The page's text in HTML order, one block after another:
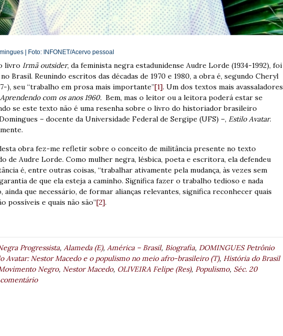
| Foto: INFONET/Acervo pessoal
livro Irmã outsider, da feminista negra estadunidense Audre Lorde (1934-1992), foi
Brasil. Reunindo escritos das décadas de 1970 e 1980, a obra é, segundo Cheryl
), seu “trabalho em prosa mais importante”[1]. Um dos textos mais avassaladores
Aprendendo com os anos 1960. Bem, mas o leitor ou a leitora poderá estar se
se este texto não é uma resenha sobre o livro do historiador brasileiro
– docente da Universidade Federal de Sergipe (UFS) –, Estilo Avatar.
obra fez-me refletir sobre o conceito de militância presente no texto
de Audre Lorde. Como mulher negra, lésbica, poeta e escritora, ela defendeu
é, entre outras coisas, “trabalhar ativamente pela mudança, às vezes sem
de que ela esteja a caminho. Significa fazer o trabalho tedioso e nada
ainda que necessário, de formar alianças relevantes, significa reconhecer quais
possíveis e quais não são”[2].
Progressista, Alameda (E), América – Brasil, Biografia, DOMINGUES Petrônio
Avatar: Nestor Macedo e o populismo no meio afro-brasileiro (T), História do Brasil
Negro, Nestor Macedo, OLIVEIRA Felipe (Res), Populismo, Séc. 20